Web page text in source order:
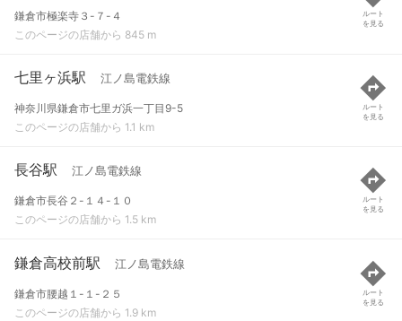
鎌倉市極楽寺３-７-４
このページの店舗から 845 m
ルート
を見る
七里ヶ浜駅 江ノ島電鉄線
神奈川県鎌倉市七里ガ浜一丁目9-5
このページの店舗から 1.1 km
ルート
を見る
長谷駅 江ノ島電鉄線
鎌倉市長谷２-１４-１０
このページの店舗から 1.5 km
ルート
を見る
鎌倉高校前駅 江ノ島電鉄線
鎌倉市腰越１-１-２５
このページの店舗から 1.9 km
ルート
を見る